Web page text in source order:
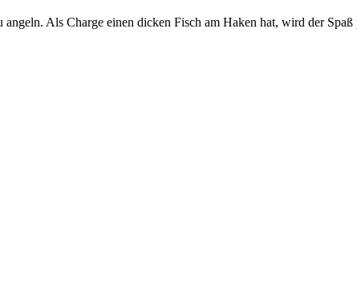
Als Charge einen dicken Fisch am Haken hat, wird der